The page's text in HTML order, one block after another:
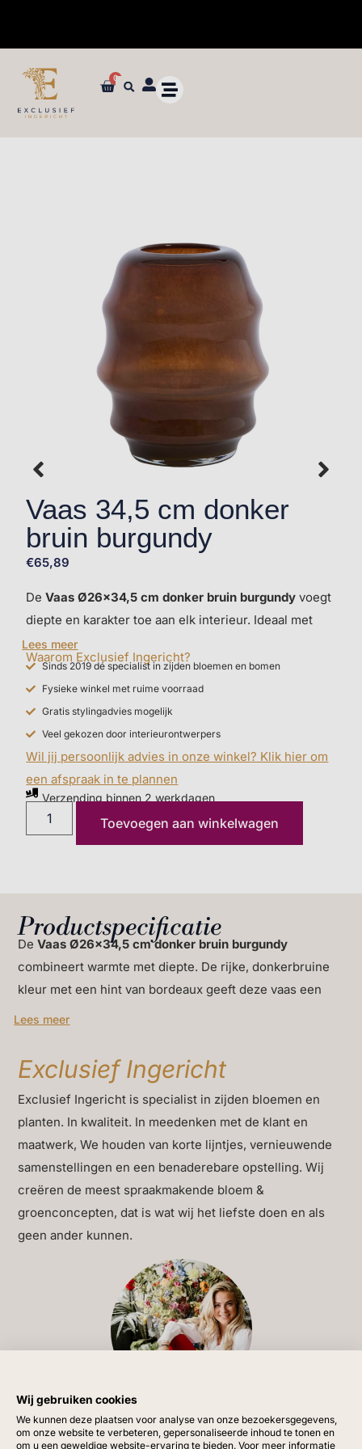
✓ Dé specialist in zijden bloemen en planten van ultieme kwaliteit
0
Vaas 34,5 cm donker
bruin burgundy
€65,89
DeVaas Ø26×34,5 cm donker bruin burgundy voegt
diepte en karakter toe aan elk interieur. Ideaal met
zijden bloemen van Silk-ka of als solitair object op
een dressoir of tafel. Ontdek de mogelijkheden in
onze winkel of bestel direct online.
Laat je inspireren in de winkel!
Lees meer
Waarom Exclusief Ingericht?
Sinds 2019 dé specialist in zijden bloemen en bomen
Fysieke winkel met ruime voorraad
Gratis stylingadvies mogelijk
Veel gekozen door interieurontwerpers
Wil jij persoonlijk advies in onze winkel? Klik hier om
een afspraak in te plannen
Verzending binnen 2 werkdagen
Toevoegen aan winkelwagen
Productspecificatie
DeVaas Ø26×34,5 cm donker bruin burgundy
combineert warmte met diepte. De rijke, donkerbruine
kleur met een hint van bordeaux geeft deze vaas een
veelzijdig inzetbaar in elk interieur dat rust en karakter
wil uitstralen. Ze valt op door nuance, niet door contrast,
en voegt sfeer toe aan elke ruimte — van woonkamer tot
slaapkamer, van hal tot keuken.
De diepe kleurstelling zorgt voor een verfijnd effect
wanneer er licht op valt. De glans van het keramiek
brengt de burgundy toon tot leven en versterkt andere
natuurlijke materialen in de omgeving. Denk aan licht
Deze vaas vormt de brug tussen contrasten, en zorgt
voor een verfijnde samenhang.
Luxe zijden kunstbloemen
merk Silk-ka
Lees meer
Exclusief Ingericht
Exclusief Ingericht is specialist in zijden bloemen en
planten. In kwaliteit. In meedenken met de klant en
maatwerk, We houden van korte lijntjes, vernieuwende
samenstellingen en een benaderebare opstelling. Wij
creëren de meest spraakmakende bloem &
groenconcepten, dat is wat wij het liefste doen en als
geen ander kunnen.
Vragen?
Wij gebruiken cookies
We kunnen deze plaatsen voor analyse van onze bezoekersgegevens,
om onze website te verbeteren, gepersonaliseerde inhoud te tonen en
om u een geweldige website-ervaring te bieden. Voor meer informatie